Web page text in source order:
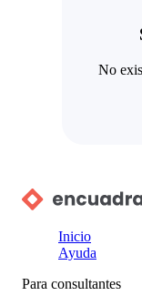
No
Inicio
Ayuda
Para consultantes